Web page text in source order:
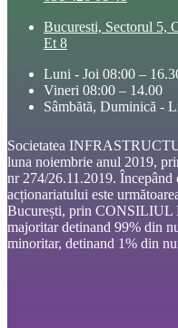
Bucuresti, Sectorul 5,
Et 8
Luni - Joi 08:00 –
Vineri 08:00 – 14.00
Sâmbătă, Duminică -
Societatea
luna noiembrie anul 2019,
nr 274/26.11.2019. Începând
acționariatului este
București, prin CONSILIUL
majoritar detinand 99% din
minoritar, detinand 1% din